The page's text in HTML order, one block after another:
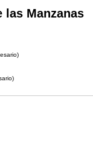
las Manzanas